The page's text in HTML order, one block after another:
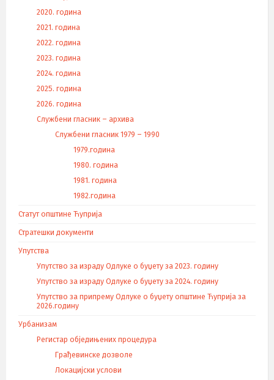
2020. година
2021. година
2022. година
2023. година
2024. година
2025. година
2026. година
Службени гласник – архива
Службени гласник 1979 – 1990
1979.година
1980. година
1981. година
1982.година
Статут општине Ћуприја
Стратешки документи
Упутства
Упутство за израду Одлуке о буџету за 2023. годину
Упутство за израду Одлуке о буџету за 2024. годину
Упутство за припрему Одлуке о буџету општине Ћуприја за
2026.годину
Урбанизам
Регистар обједињених процедура
Грађевинске дозволе
Локацијски услови